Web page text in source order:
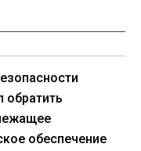
обратить
обеспечение